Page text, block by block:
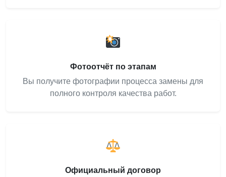
Фотоотчёт по этапам
Вы получите фотографии процесса замены для
полного контроля качества работ.
Официальный договор